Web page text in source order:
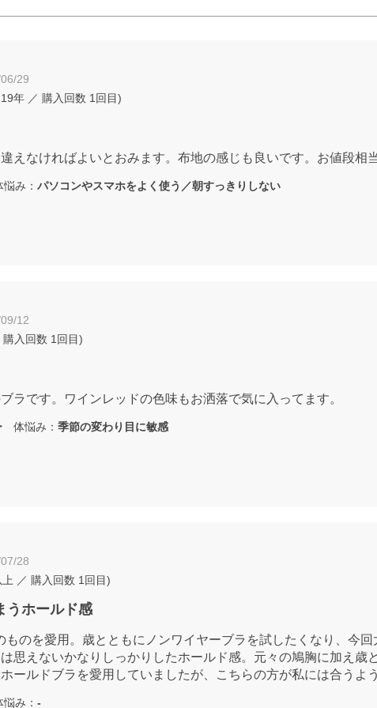
29
年 ／ 購入回数 1回目)
えなければよいとおみます。布地の感じも良いです。お値段相
み： パソコンやスマホをよく使う／朝すっきりしない
12
購入回数 1回目)
ラです。ワインレッドの色味もお洒落で気に入ってます。
体悩み： 季節の変わり目に敏感
28
／ 購入回数 1回目)
うホールド感
ものを愛用。歳とともにノンワイヤーブラを試したくなり、今
思えないかなりしっかりしたホールド感。元々の鳩胸に加え歳
ールドブラを愛用していましたが、こちらの方が私には合うよ
み： -